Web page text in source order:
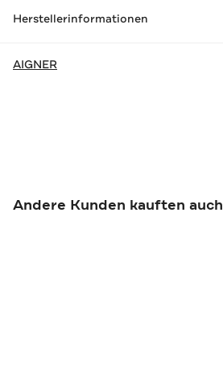
Herstellerinformationen
AIGNER
Andere Kunden kauften auch